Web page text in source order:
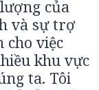
của
và sự trợ
cho việc
khu vực
ta. Tôi